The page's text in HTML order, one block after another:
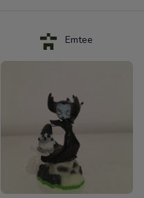
Emtee